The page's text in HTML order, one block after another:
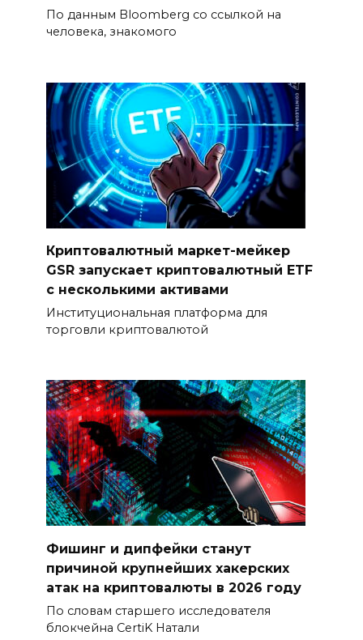
По данным Bloomberg со ссылкой на
человека, знакомого
Криптовалютный маркет-мейкер
GSR запускает криптовалютный ETF
с несколькими активами
Институциональная платформа для
торговли криптовалютой
Фишинг и дипфейки станут
причиной крупнейших хакерских
атак на криптовалюты в 2026 году
По словам старшего исследователя
блокчейна CertiK Натали